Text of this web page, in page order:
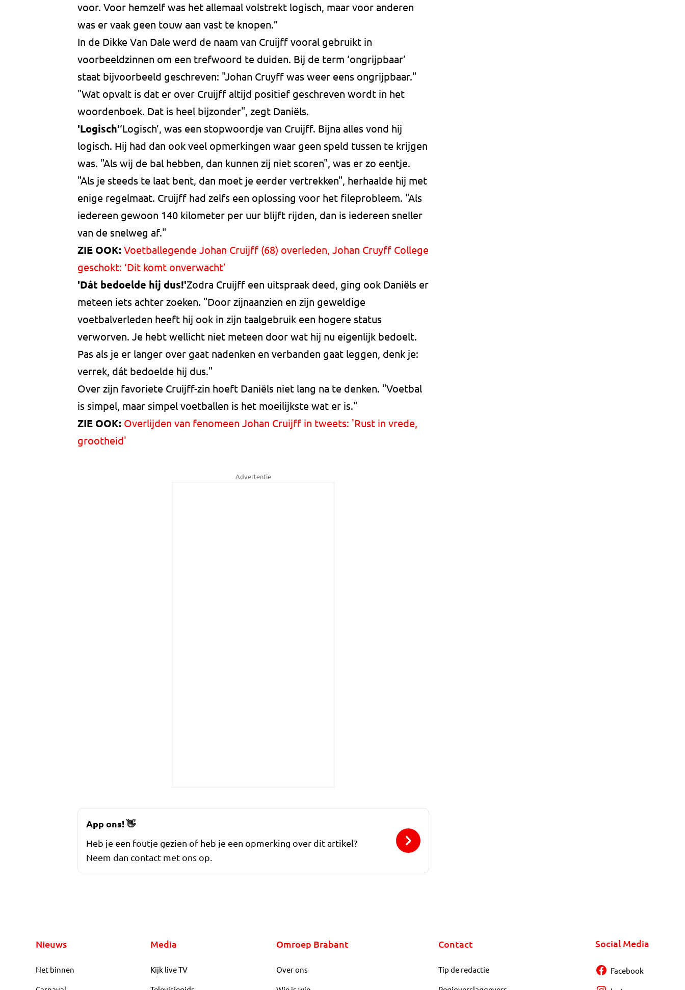
voor. Voor hemzelf was het allemaal volstrekt logisch, maar voor anderen
was er vaak geen touw aan vast te knopen.”
In de Dikke Van Dale werd de naam van Cruijff vooral gebruikt in
voorbeeldzinnen om een trefwoord te duiden. Bij de term ‘ongrijpbaar’
staat bijvoorbeeld geschreven: "Johan Cruyff was weer eens ongrijpbaar."
"Wat opvalt is dat er over Cruijff altijd positief geschreven wordt in het
woordenboek. Dat is heel bijzonder", zegt Daniëls.
'Logisch'‘Logisch’, was een stopwoordje van Cruijff. Bijna alles vond hij
logisch. Hij had dan ook veel opmerkingen waar geen speld tussen te krijgen
was. "Als wij de bal hebben, dan kunnen zij niet scoren", was er zo eentje.
"Als je steeds te laat bent, dan moet je eerder vertrekken", herhaalde hij met
enige regelmaat. Cruijff had zelfs een oplossing voor het fileprobleem. "Als
iedereen gewoon 140 kilometer per uur blijft rijden, dan is iedereen sneller
van de snelweg af."
ZIE OOK: Voetballegende Johan Cruijff (68) overleden, Johan Cruyff College
geschokt: ‘Dit komt onverwacht’
'Dát bedoelde hij dus!'Zodra Cruijff een uitspraak deed, ging ook Daniëls er
meteen iets achter zoeken. "Door zijnaanzien en zijn geweldige
voetbalverleden heeft hij ook in zijn taalgebruik een hogere status
verworven. Je hebt wellicht niet meteen door wat hij nu eigenlijk bedoelt.
Pas als je er langer over gaat nadenken en verbanden gaat leggen, denk je:
verrek, dát bedoelde hij dus."
Over zijn favoriete Cruijff-zin hoeft Daniëls niet lang na te denken. "Voetbal
is simpel, maar simpel voetballen is het moeilijkste wat er is."
ZIE OOK: Overlijden van fenomeen Johan Cruijff in tweets: 'Rust in vrede,
grootheid'
Advertentie
App ons!👋
Heb je een foutje gezien of heb je een opmerking over dit artikel?
Neem dan contact met ons op.
Nieuws
Net binnen
Media
Kijk live TV
Omroep Brabant
Over ons
Contact
Tip de redactie
Social Media
Facebook